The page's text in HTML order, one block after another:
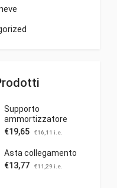
Supporto
ammortizzatore
€19,65 €16,11 i.e.
Asta collegamento
€13,77 €11,29 i.e.